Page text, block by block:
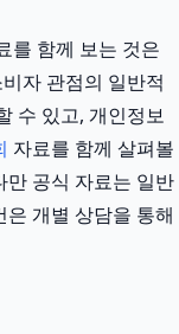
를 함께 보는 것은
자 관점의 일반적
수 있고, 개인정보
자료를 함께 살펴볼
공식 자료는 일반
개별 상담을 통해